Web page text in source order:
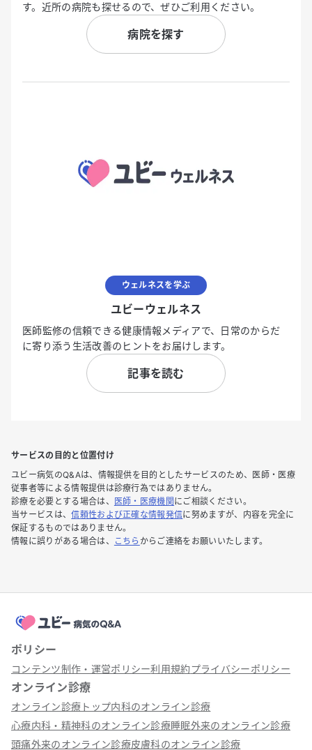
す。近所の病院も探せるので、ぜひご利用ください。
病院を探す
ウェルネスを学ぶ
ユビーウェルネス
医師監修の信頼できる健康情報メディアで、日常のからだ
に寄り添う生活改善のヒントをお届けします。
記事を読む
サービスの目的と位置付け
ユビー病気のQ&Aは、情報提供を目的としたサービスのため、医師・医療
従事者等による情報提供は診療行為ではありません。
診療を必要とする場合は、
医師・医療機関 にご相談ください。
当サービスは、信頼性および正確な情報発信に努めますが、内容を完全に
保証するものではありません。
情報に誤りがある場合は、
こちら からご連絡をお願いいたします。
ポリシー
コンテンツ制作・運営ポリシー利用規約プライバシーポリシー
オンライン診療
オンライン診療トップ内科のオンライン診療
心療内科・精神科のオンライン診療睡眠外来のオンライン診療
頭痛外来のオンライン診療皮膚科のオンライン診療